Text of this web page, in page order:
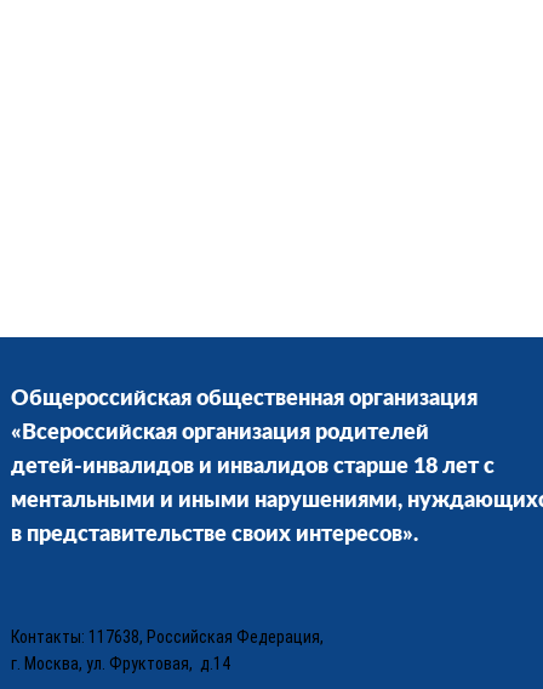
Общероссийская общественная организация
«Всероссийская организация родителей
детей-инвалидов и инвалидов старше 18 лет с
ментальными и иными нарушениями,
в представительстве своих интересов».
Контакты: 117638, Российская Федерация,
г. Москва, ул. Фруктовая, д.14